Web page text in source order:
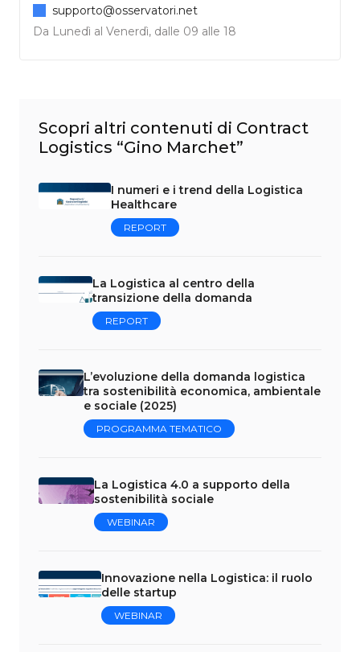
Da Lunedì al Venerdì, dalle 09 alle 18
supporto@osservatori.net
Scopri altri contenuti di Contract
Logistics “Gino Marchet”
I numeri e i trend della Logistica
Healthcare
REPORT
La Logistica al centro della
transizione della domanda
REPORT
L’evoluzione della domanda logistica
tra sostenibilità economica, ambientale
e sociale (2025)
PROGRAMMA TEMATICO
La Logistica 4.0 a supporto della
sostenibilità sociale
WEBINAR
Innovazione nella Logistica: il ruolo
delle startup
WEBINAR